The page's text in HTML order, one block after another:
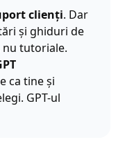
clienți. Dar
și ghiduri de
nu tutoriale.
ca tine și
GPT-ul